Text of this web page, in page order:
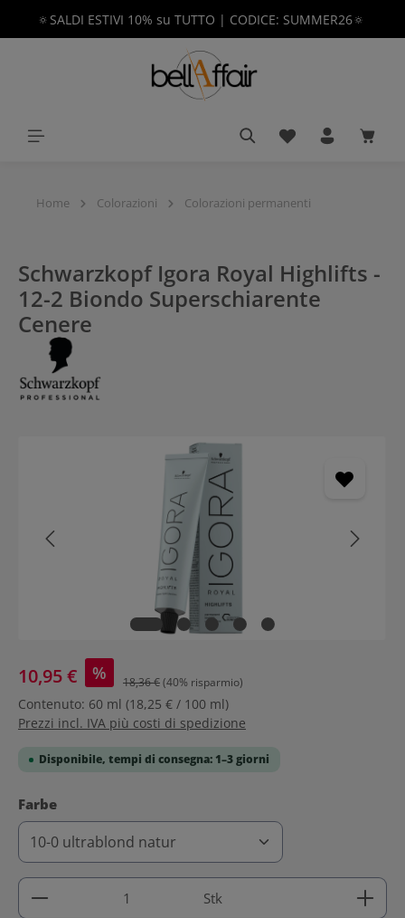
principale
🔅SALDI ESTIVI 10% su TUTTO | CODICE: SUMMER26🔅
Hai 0 articoli nella
Il
Home Colorazioni Colorazioni permanenti
Schwarzkopf Igora Royal Highlifts -
12-2 Biondo Superschiarente
Cenere
10,95 € % 18,36 €(40% risparmio)
Contenuto: 60 ml (18,25 € / 100 ml)
Prezzi incl. IVA più costi di spedizione
Disponibile, tempi di consegna: 1–3 giorni
Seleziona
Farbe
Quantità del prodotto: inserisci la quantità
Stk